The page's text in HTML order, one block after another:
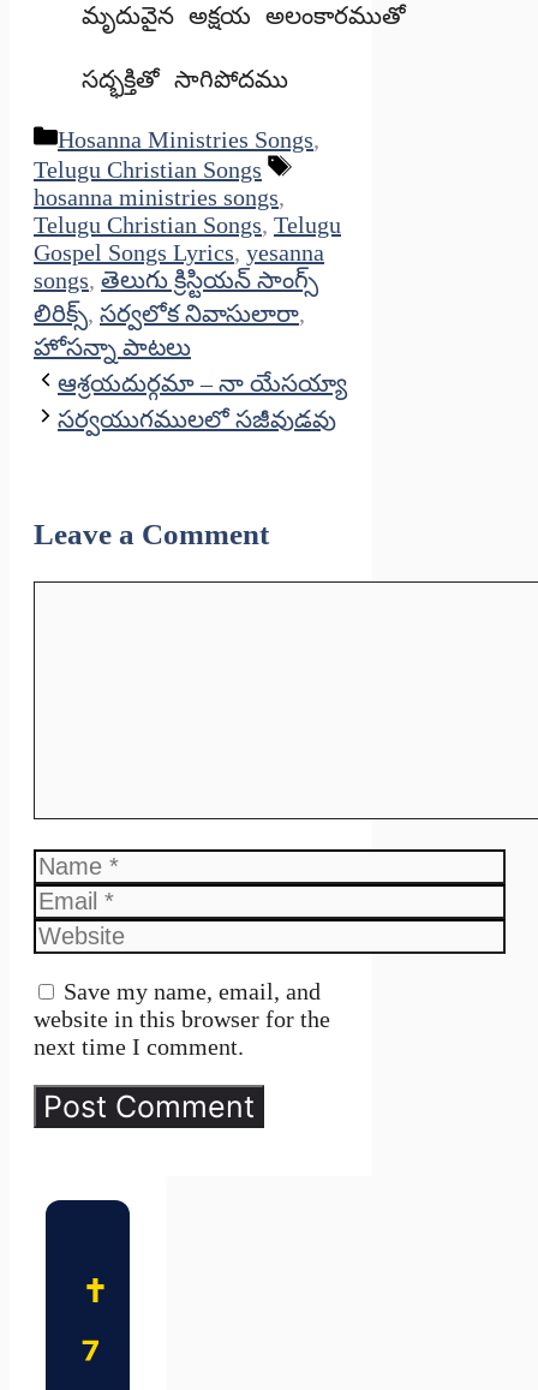
మృదువైన అక్షయ అలంకారముతో
సద్భక్తితో సాగిపోదము
Categories
Hosanna Ministries Songs,
Telugu Christian Songs
Tags
hosanna ministries songs,
Telugu Christian Songs, Telugu
Gospel Songs Lyrics, yesanna
songs, తెలుగు క్రిస్టియన్ సాంగ్స్
లిరిక్స్, సర్వలోక నివాసులారా,
హోసన్నా పాటలు
ఆశ్రయదుర్గమా – నా యేసయ్యా
సర్వయుగములలో సజీవుడవు
Leave a Comment
Name
Email
Website
Save my name, email, and
website in this browser for the
next time I comment.
✝️
7